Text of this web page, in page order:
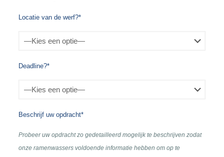
Locatie van de werf?*
Deadline?*
Beschrijf uw opdracht*
Probeer uw opdracht zo gedetailleerd mogelijk te beschrijven zodat
onze ramenwassers voldoende informatie hebben om op te